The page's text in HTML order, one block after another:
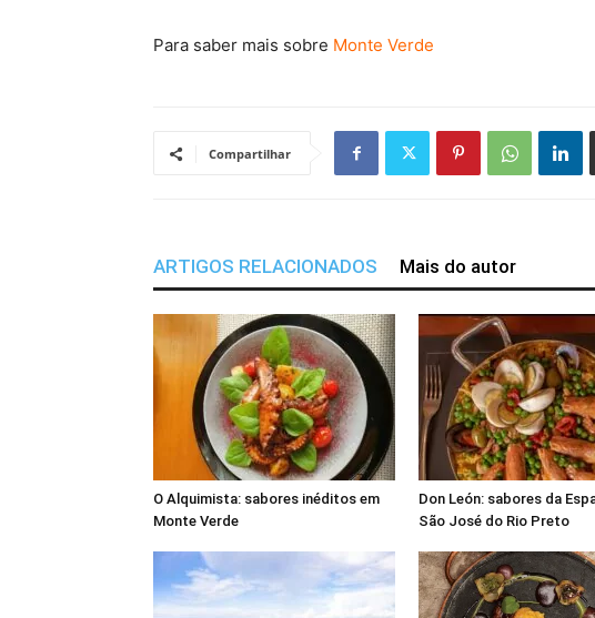
Para saber mais sobre Monte Verde
Compartilhar
ARTIGOS RELACIONADOS Mais do autor
O Alquimista: sabores inéditos em
Monte Verde
Don León: sabores da
São José do Rio Preto